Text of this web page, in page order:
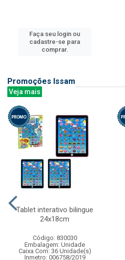
Faça seu login ou
cadastre-se para
comprar.
Promoções Issam
Veja mais
Tablet interativo bilingue
24x18cm
Código: 830030
Embalagem: Unidade
Caixa Com: 36 Unidade(s)
Inmetro: 006758/2019